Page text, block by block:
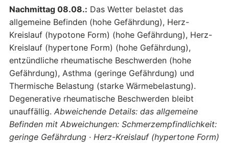
Nachmittag 08.08.: Das Wetter belastet das
allgemeine Befinden (hohe Gefährdung), Herz-
Kreislauf (hypotone Form) (hohe Gefährdung), Herz-
Kreislauf (hypertone Form) (hohe Gefährdung),
entzündliche rheumatische Beschwerden (hohe
Gefährdung), Asthma (geringe Gefährdung) und
Thermische Belastung (starke Wärmebelastung).
Degenerative rheumatische Beschwerden bleibt
unauffällig. Abweichende Details: das allgemeine
Befinden mit Abweichungen: Schmerzempfindlichkeit:
geringe Gefährdung · Herz-Kreislauf (hypertone Form)